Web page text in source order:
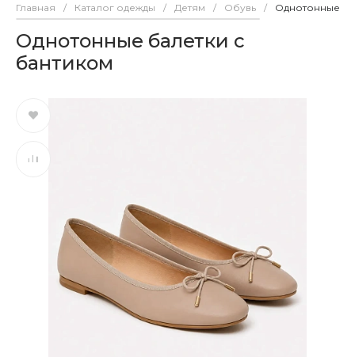
Главная / Каталог одежды / Детям / Обувь / Однотонные
Однотонные балетки с
бантиком